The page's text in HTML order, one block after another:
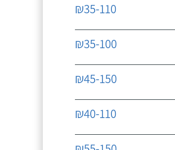
₪35-110
₪35-100
₪45-150
₪40-110